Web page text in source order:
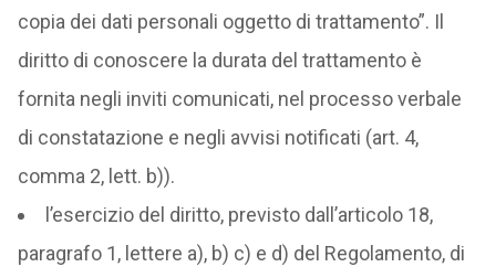
copia dei dati personali oggetto di trattamento”. Il
diritto di conoscere la durata del trattamento è
fornita negli inviti comunicati, nel processo verbale
di constatazione e negli avvisi notificati (art. 4,
comma 2, lett. b)).
l’esercizio del diritto, previsto dall’articolo 18,
paragrafo 1, lettere a), b) c) e d) del Regolamento, di